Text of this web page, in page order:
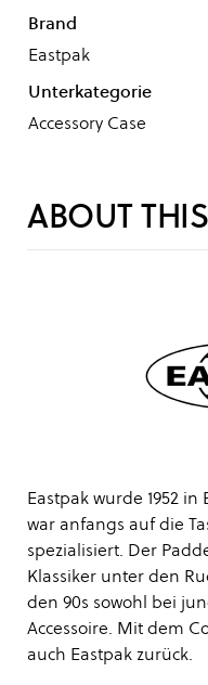
Brand
Eastpak
Unterkategorie
Accessory Case
ABOUT
Eastpak wurde 1952
war anfangs auf die
spezialisiert. Der
Klassiker unter den
den 90s sowohl bei
Accessoire. Mit dem
auch Eastpak zurück.